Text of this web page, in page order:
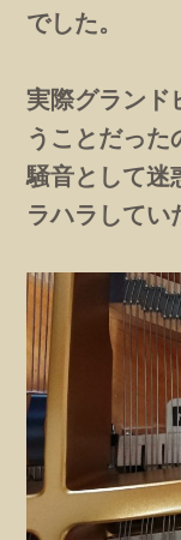
でした。
実際グランド
うことだった
騒音として迷
ラハラしてい